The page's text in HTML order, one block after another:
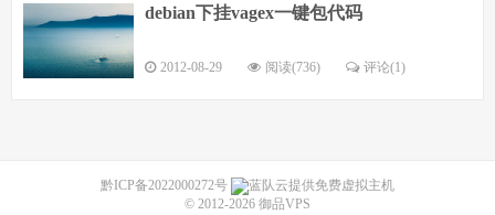
debian下挂vagex一键包代码
2012-08-29 阅读(736) 评论(1)
黔ICP备2022000272号
蓝队云提供免费虚拟主机
© 2012-2026 御品VPS